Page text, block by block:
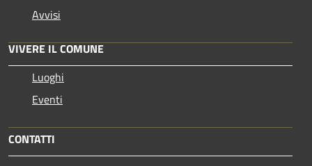
Avvisi
VIVERE IL COMUNE
Luoghi
Eventi
CONTATTI